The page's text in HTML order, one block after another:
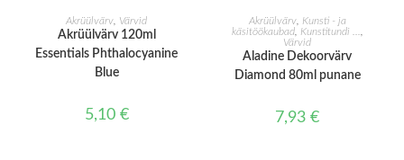
LISA KORVI
Akrüülvärv Värvid
Akrüülvärv 120ml
Essentials Phthalocyanine
Blue
5,10 €
LISA KORVI
Akrüülvärv, Kunsti - ja
käsitöökaubad, Kunstitundi ...
Värvid
Aladine Dekoorvärv
Diamond 80ml punane
7,93€